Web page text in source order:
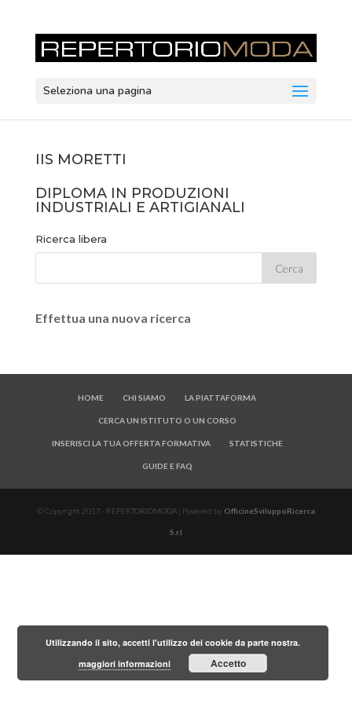
Seleziona una pagina
IIS MORETTI
DIPLOMA IN PRODUZIONI
INDUSTRIALI E ARTIGIANALI
Ricerca libera
Effettua una nuova ricerca
HOME CHI SIAMO LA PIATTAFORMA
CERCA UN ISTITUTO O UN CORSO
INSERISCI LA TUA OFFERTA FORMATIVA STATISTICHE
GUIDE E FAQ
© Copyright 2017 - REPERTORIOMODA | Powered by OfficineSviluppoRicerca
S.r.l
Utilizzando il sito, accetti l'utilizzo dei cookie da parte nostra.
maggiori informazioni
Accetto